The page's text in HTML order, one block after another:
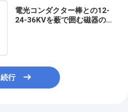
電光コンダクター棒との12-
24-36KVを薮で囲む磁器の電
続行